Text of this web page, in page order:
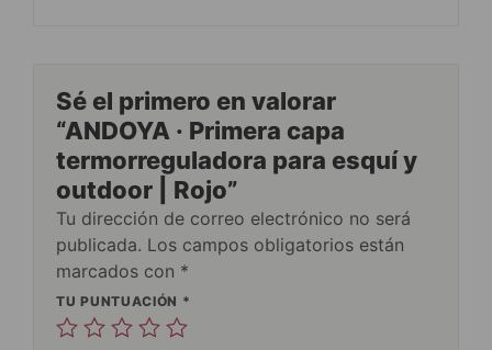
Sé el primero en valorar
“ANDOYA · Primera capa
termorreguladora para esquí y
outdoor | Rojo”
Tu dirección de correo electrónico no será
publicada. Los campos obligatorios están
marcados con *
TU PUNTUACIÓN *